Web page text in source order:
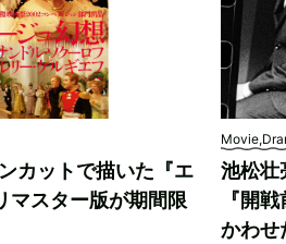
カットで描いた『エ
マスター版が期間限
池松壮
『開
かわせ